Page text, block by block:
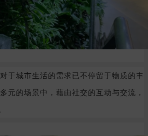
于城市生活的需求已不停留于物质的丰
元的场景中，藉由社交的互动与交流，